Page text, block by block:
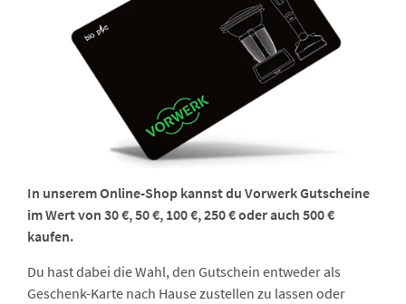
In unserem Online-Shop kannst du Vorwerk Gutscheine
im Wert von 30 €, 50 €, 100 €, 250 € oder auch 500 €
kaufen.
Du hast dabei die Wahl, den Gutschein entweder als
Geschenk-Karte nach Hause zustellen zu lassen oder